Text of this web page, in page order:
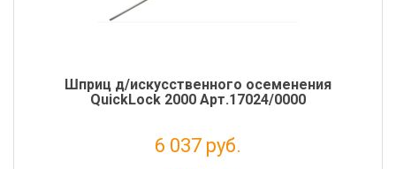
Шприц д/искусственного осеменения
QuickLock 2000 Арт.17024/0000
6 037 руб.